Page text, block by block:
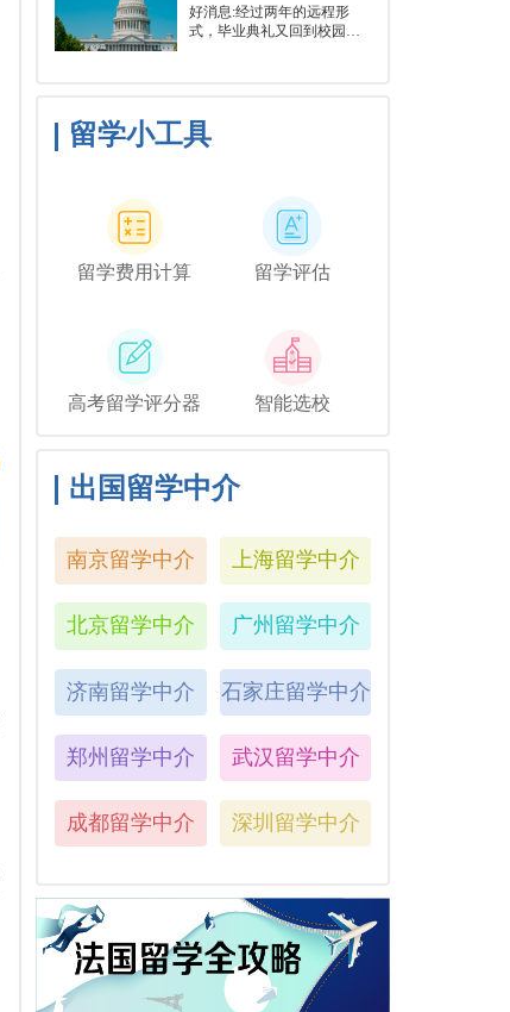
好消息:经过两年的远程形
式，毕业典礼又回到校园了!
旅行，或者如果你想和你的
朋友们共度时光，也许你可
留学小工具
留学费用计算 留学评估
高考留学评分器 智能选校
出国留学中介
南京留学中介 上海留学中介
北京留学中介 广州留学中介
济南留学中介 石家庄留学中介
郑州留学中介 武汉留学中介
成都留学中介 深圳留学中介